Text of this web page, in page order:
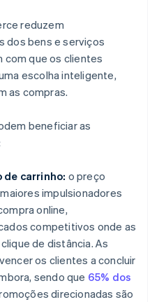
reduzem
dos bens e serviços
com que os clientes
escolha inteligente,
as compras.
beneficiar as
de carrinho: o preço
impulsionadores
online,
competitivos onde as
de distância. As
os clientes a concluir
sendo que 65% dos
direcionadas são